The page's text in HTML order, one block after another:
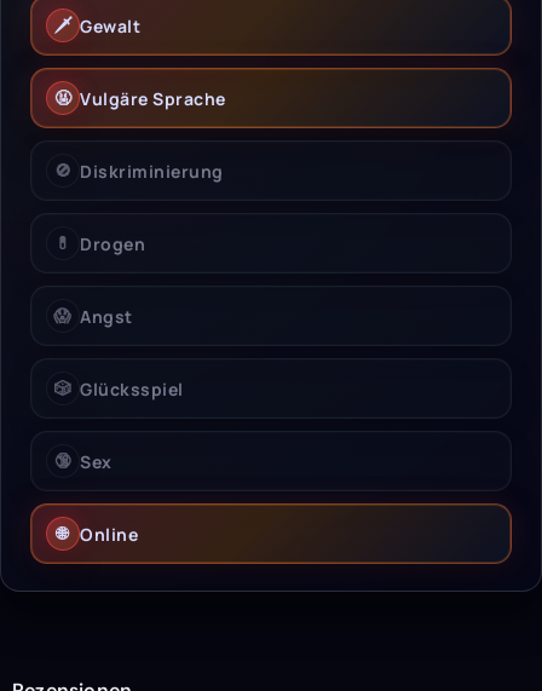
🗡️ Gewalt
🤬 Vulgäre Sprache
🚫 Diskriminierung
💊 Drogen
😱 Angst
🎲 Glücksspiel
🔞 Sex
🌐 Online